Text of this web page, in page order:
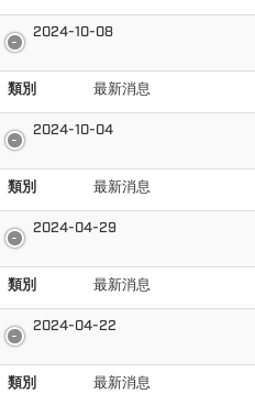
2024-10-08
類別
最新消息
2024-10-04
類別
最新消息
2024-04-29
類別
最新消息
2024-04-22
類別
最新消息